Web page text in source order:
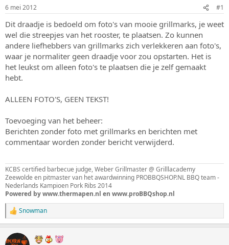
p
s
a
r
t
e
r
u
m
6 mei 2012 #1
Dit draadje is bedoeld om foto's van mooie grillmarks, je weet
wel die streepjes van het rooster, te plaatsen. Zo kunnen
andere liefhebbers van grillmarks zich verlekkeren aan foto's,
waar je normaliter geen draadje voor zou opstarten. Het is
het leukst om alleen foto's te plaatsen die je zelf gemaakt
hebt.
ALLEEN FOTO'S, GEEN TEKST!
Toevoeging van het beheer:
Berichten zonder foto met grillmarks en berichten met
commentaar worden zonder bericht verwijderd.
KCBS certified barbecue judge, Weber Grillmaster @ Grilllacademy
Zeewolde en pitmaster van het awardwinning PROBBQSHOP.NL BBQ team -
Nederlands Kampioen Pork Ribs 2014
Powered by www.thermapen.nl en www.proBBQshop.nl
W
a
r
Snowman